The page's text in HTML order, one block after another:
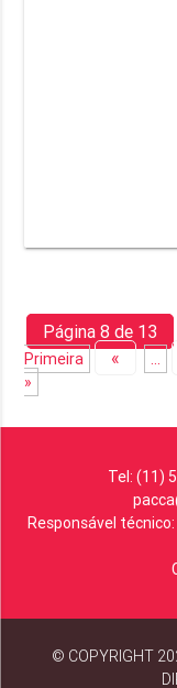
Página 8 de 13
Primeira
« ...
»
Tel: (11)
Responsável
© COPYRIGHT